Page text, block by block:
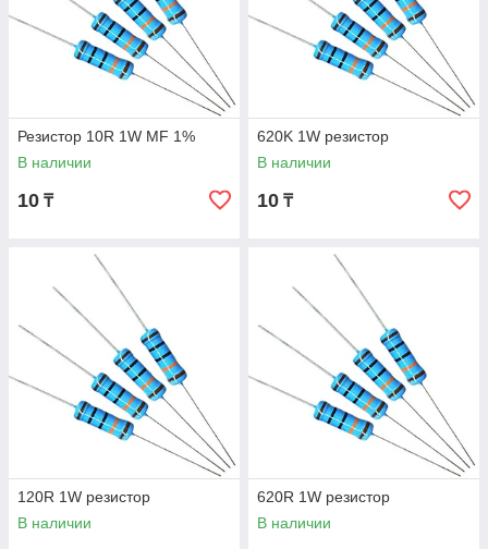
Резистор 10R 1W MF 1%
В наличии
10 ₸
620K 1W резистор
В наличии
10 ₸
120R 1W резистор
В наличии
620R 1W резистор
В наличии